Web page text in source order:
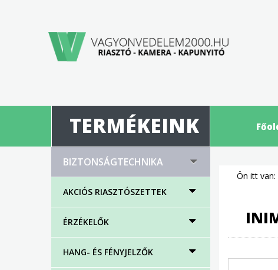
TERMÉKEINK
BIZTONSÁGTECHNIKA
AKCIÓS RIASZTÓSZETTEK
ÉRZÉKELŐK
HANG- ÉS FÉNYJELZŐK
Ön itt van: